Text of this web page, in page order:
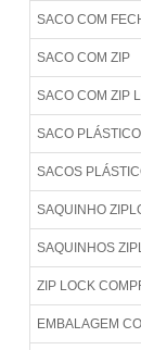
SACO COM
SACO COM ZIP
SACO COM ZIP
SACO
SACOS
SAQUINHO
SAQUINHOS
ZIP LOCK
EMBALAGEM